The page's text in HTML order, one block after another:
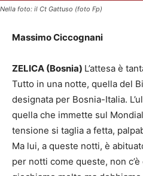
Nella foto: il Ct Gattuso (foto Fp)
Massimo Ciccognani
ZELICA (Bosnia) L’attesa è
Tutto in una notte, quella del
designata per Bosnia-Italia.
quella che immette sul
tensione si taglia a fetta,
Ma lui, a queste notti, è
per notti come queste, non